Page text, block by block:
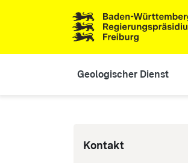
Main navigation
Geologischer Dienst
Kontakt